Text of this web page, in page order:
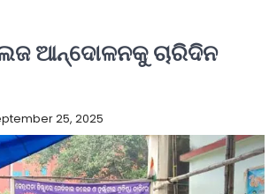
ଆନ୍ଦୋଳନକୁ ଚାରିଦିନ
25, 2025